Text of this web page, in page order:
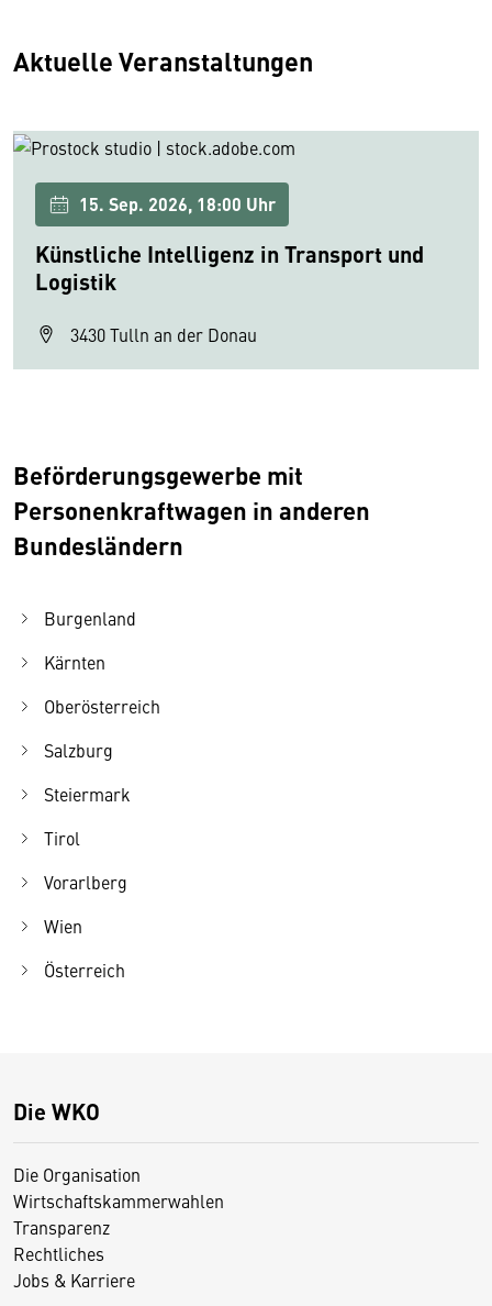
Aktuelle Veranstaltungen
15. Sep. 2026, 18:00 Uhr
Künstliche Intelligenz in Transport und
Logistik
3430 Tulln an der Donau
Beförderungsgewerbe mit
Personenkraftwagen in anderen
Bundesländern
Burgenland
Kärnten
Oberösterreich
Salzburg
Steiermark
Tirol
Vorarlberg
Wien
Österreich
Die WKO
Die Organisation
Wirtschaftskammerwahlen
Transparenz
Rechtliches
Jobs & Karriere